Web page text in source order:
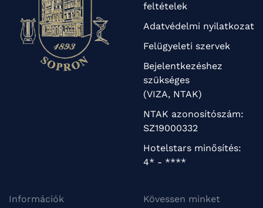
feltételek
Adatvédelmi nyilatkozat
Felügyeleti szervek
Bejelentkezéshez
szükséges
(VIZA, NTAK)
NTAK azonosítószám:
SZ19000332
Hotelstars minősítés:
4* - ****
Információk Kövessen minket